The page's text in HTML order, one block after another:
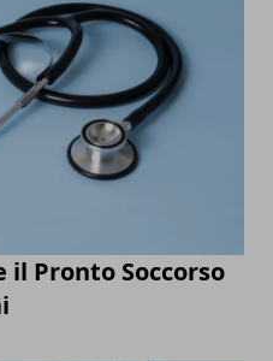
il Pronto Soccorso